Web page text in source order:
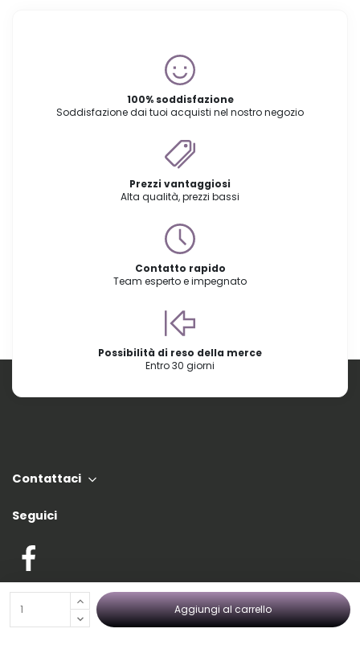
Aggiungi al carrello
100% soddisfazione
Soddisfazione dai tuoi acquisti nel nostro negozio
Prezzi vantaggiosi
Alta qualità, prezzi bassi
Contatto rapido
Team esperto e impegnato
Possibilità di reso della merce
Entro 30 giorni
Contattaci
Seguici
Le principali categorie di Nordic Tec